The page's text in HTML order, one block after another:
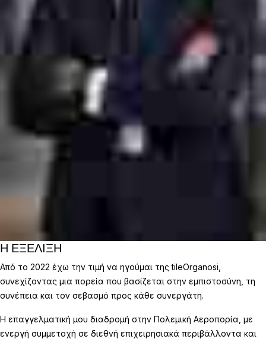
Η ΕΞΕΛΙΞΗ
Από το 2022 έχω την τιμή να ηγούμαι της tileOrganosi,
συνεχίζοντας μια πορεία που βασίζεται στην εμπιστοσύνη, τη
συνέπεια και τον σεβασμό προς κάθε συνεργάτη.
Η επαγγελματική μου διαδρομή στην Πολεμική Αεροπορία, με
ενεργή συμμετοχή σε διεθνή επιχειρησιακά περιβάλλοντα και